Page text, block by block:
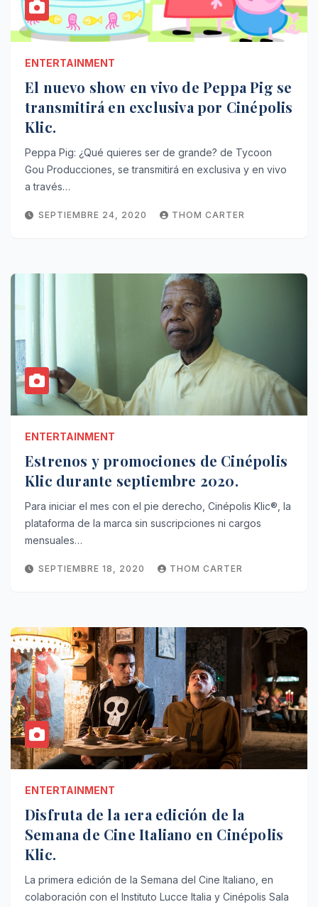
ENTERTAINMENT
El nuevo show en vivo de Peppa Pig se
transmitirá en exclusiva por Cinépolis
Klic.
Peppa Pig: ¿Qué quieres ser de grande? de Tycoon
Gou Producciones, se transmitirá en exclusiva y en vivo
a través…
SEPTIEMBRE 24, 2020 THOM CARTER
ENTERTAINMENT
Estrenos y promociones de Cinépolis
Klic durante septiembre 2020.
Para iniciar el mes con el pie derecho, Cinépolis Klic®, la
plataforma de la marca sin suscripciones ni cargos
mensuales…
SEPTIEMBRE 18, 2020 THOM CARTER
ENTERTAINMENT
Disfruta de la 1era edición de la
Semana de Cine Italiano en Cinépolis
Klic.
La primera edición de la Semana del Cine Italiano, en
colaboración con el Instituto Lucce Italia y Cinépolis Sala